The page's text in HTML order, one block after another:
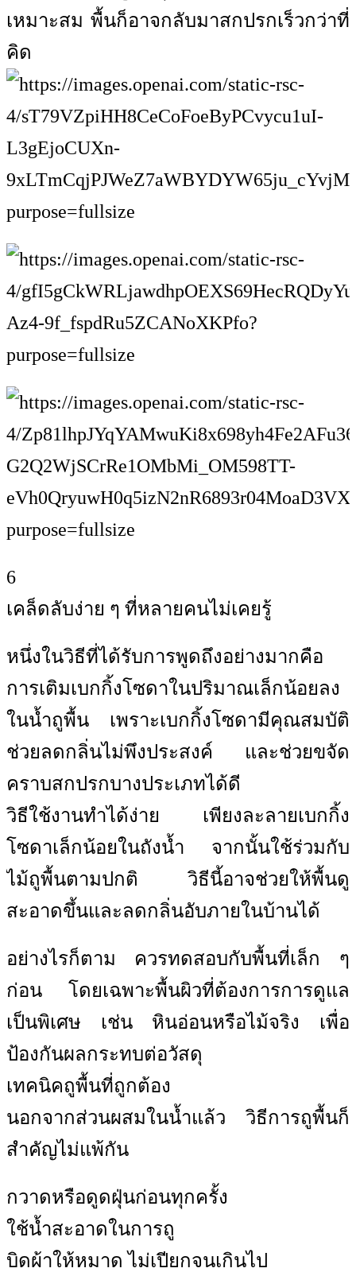
เหมาะสม พื้นก็อาจกลับมาสกปรกเร็วกว่าที่
คิด
6
เคล็ดลับง่าย ๆ ที่หลายคนไม่เคยรู้
หนึ่งในวิธีที่ได้รับการพูดถึงอย่างมากคือ
การเติมเบกกิ้งโซดาในปริมาณเล็กน้อยลง
ในน้ำถูพื้น เพราะเบกกิ้งโซดามีคุณสมบัติ
ช่วยลดกลิ่นไม่พึงประสงค์ และช่วยขจัด
คราบสกปรกบางประเภทได้ดี
วิธีใช้งานทำได้ง่าย เพียงละลายเบกกิ้ง
โซดาเล็กน้อยในถังน้ำ จากนั้นใช้ร่วมกับ
ไม้ถูพื้นตามปกติ วิธีนี้อาจช่วยให้พื้นดู
สะอาดขึ้นและลดกลิ่นอับภายในบ้านได้
อย่างไรก็ตาม ควรทดสอบกับพื้นที่เล็ก ๆ
ก่อน โดยเฉพาะพื้นผิวที่ต้องการการดูแล
เป็นพิเศษ เช่น หินอ่อนหรือไม้จริง เพื่อ
ป้องกันผลกระทบต่อวัสดุ
เทคนิคถูพื้นที่ถูกต้อง
นอกจากส่วนผสมในน้ำแล้ว วิธีการถูพื้นก็
สำคัญไม่แพ้กัน
กวาดหรือดูดฝุ่นก่อนทุกครั้ง
ใช้น้ำสะอาดในการถู
บิดผ้าให้หมาด ไม่เปียกจนเกินไป